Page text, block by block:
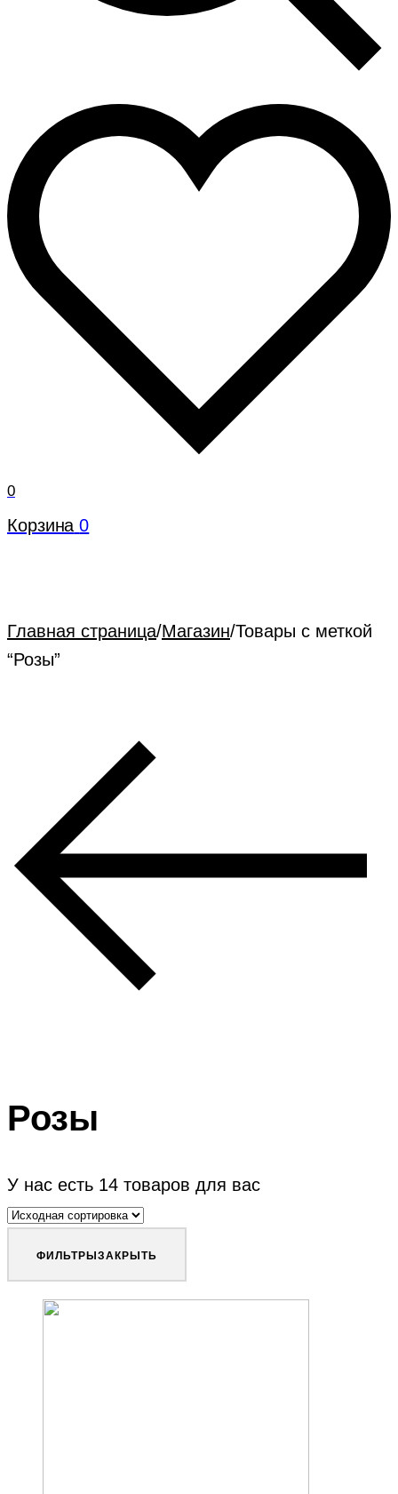
0
Корзина 0
Главная страница/Магазин/Товары с меткой
“Розы”
Розы
У нас есть 14 товаров для вас
ФИЛЬТРЫЗАКРЫТЬ